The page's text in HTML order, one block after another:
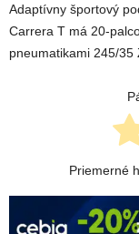
Adaptívny športový
Carrera T má 20-
pneumatikami 245/35
Priemerné